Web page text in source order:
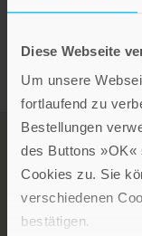
Diese Webseite
Um unsere
fortlaufend zu
Bestellungen
des Buttons »OK«
Cookies zu. Sie
verschiedenen
bestätigen.